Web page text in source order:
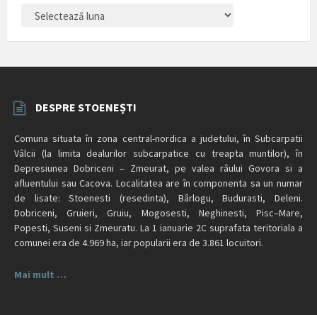
ARTICOLE
DESPRE STOENEȘTI
Comuna situata în zona central-nordica a judetului, în Subcarpatii
Vâlcii (la limita dealurilor subcarpatice cu treapta muntilor), în
Depresiunea Dobriceni – Zmeurat, pe valea râului Govora si a
afluentului sau Cacova. Localitatea are în componenta sa un numar
de lisate: Stoenesti (resedinta), Bârlogu, Budurasti, Deleni.
Dobriceni, Gruieri, Gruiu, Mogosesti, Neghinesti, Pisc–Mare,
Popesti, Suseni si Zmeuratu. La 1 ianuarie 2C suprafata teritoriala a
comunei era de 4.969 ha, iar popularii era de 3.861 locuitori.
Mai mult …